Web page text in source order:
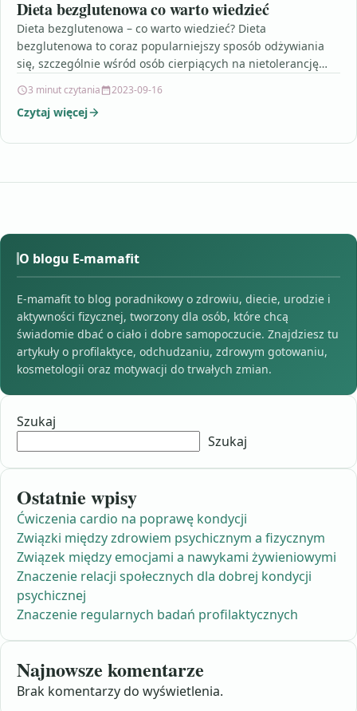
Dieta bezglutenowa co warto wiedzieć
Dieta bezglutenowa – co warto wiedzieć? Dieta
bezglutenowa to coraz popularniejszy sposób odżywiania
się, szczególnie wśród osób cierpiących na nietolerancję
3 minut czytania 2023-09-16
Czytaj więcej
O blogu E-mamafit
E-mamafit to blog poradnikowy o zdrowiu, diecie, urodzie i
aktywności fizycznej, tworzony dla osób, które chcą
świadomie dbać o ciało i dobre samopoczucie. Znajdziesz tu
artykuły o profilaktyce, odchudzaniu, zdrowym gotowaniu,
kosmetologii oraz motywacji do trwałych zmian.
Szukaj
Szukaj
Ostatnie wpisy
Ćwiczenia cardio na poprawę kondycji
Związki między zdrowiem psychicznym a fizycznym
Związek między emocjami a nawykami żywieniowymi
Znaczenie relacji społecznych dla dobrej kondycji
psychicznej
Znaczenie regularnych badań profilaktycznych
Najnowsze komentarze
Brak komentarzy do wyświetlenia.